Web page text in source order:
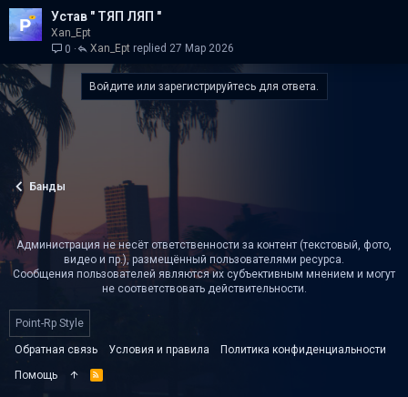
Устав " ТЯП ЛЯП "
Xan_Ept
0
27 Мар 2026
Xan_Ept
Войдите или зарегистрируйтесь для ответа.
Банды
Point-Rp Style
Обратная связь Условия и правила
Политика конфиденциальности
Помощь
R
Администрация не несёт ответственности за контент (текстовый, фото,
видео и пр.), размещённый пользователями ресурса.
Сообщения пользователей являются их субъективным мнением и могут
не соответствовать действительности.